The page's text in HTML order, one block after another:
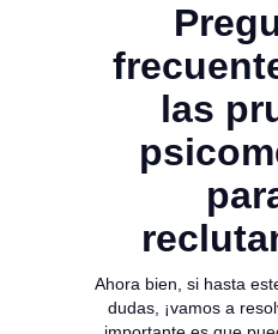
las
Ahora bien, si hasta
dudas, ¡vamos a